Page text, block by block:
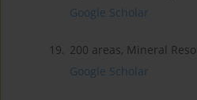
Google Scholar
19. 200 areas, Mineral
Google Scholar